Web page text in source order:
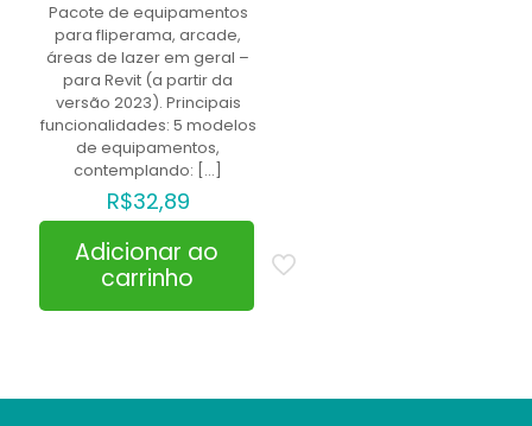
Pacote de equipamentos
para fliperama, arcade,
áreas de lazer em geral –
para Revit (a partir da
versão 2023). Principais
funcionalidades: 5 modelos
de equipamentos,
contemplando: […]
R$32,89
Adicionar ao
carrinho